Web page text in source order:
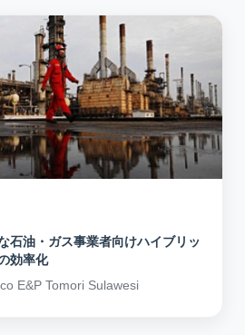
石油・ガス事業者向けハイブリッ
効率化
E&P Tomori Sulawesi